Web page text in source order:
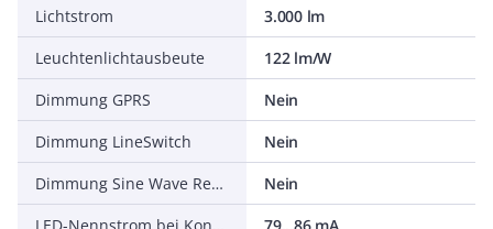
Lichtstrom
3.000 lm
Leuchtenlichtausbeute
122 lm/W
Dimmung GPRS
Nein
Dimmung LineSwitch
Nein
Dimmung Sine Wave Reduction
Nein